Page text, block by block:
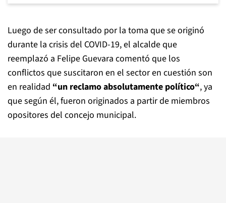
Luego de ser consultado por la toma que se originó
durante la crisis del COVID-19, el alcalde que
reemplazó a Felipe Guevara comentó que los
conflictos que suscitaron en el sector en cuestión son
en realidad “un reclamo absolutamente político“, ya
que según él, fueron originados a partir de miembros
opositores del concejo municipal.